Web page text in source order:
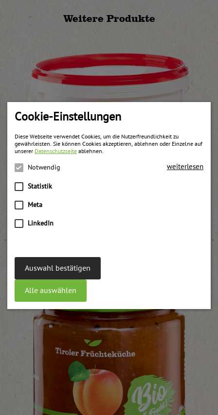
Cookie-Einstellungen
Diese Webseite verwendet Cookies, um die Nutzerfreundlichkeit zu
gewährleisten. Sie können Cookies akzeptieren, ablehnen oder Einzelne auf
unserer Datenschutzseite ablehnen.
Notwendig
Statistik
Meta
LinkedIn
weiterlesen
Auswahl bestätigen
Alle auswählen
Weitere Produkte
Heidelbeer Konfitüre backstabil UWE